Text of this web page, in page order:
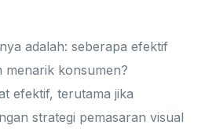
adalah: seberapa efektif
menarik konsumen?
efektif, terutama jika
strategi pemasaran visual